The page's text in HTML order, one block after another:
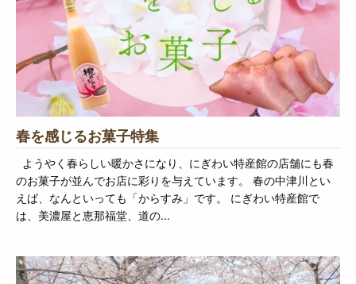
春を感じるお菓子特集
ようやく春らしい暖かさになり、にぎわい特産館の店舗にも春
のお菓子が並んでお店に彩りを与えています。 春の中津川とい
えば、なんといっても「からすみ」です。 にぎわい特産館で
は、美濃屋と恵那福堂、道の...